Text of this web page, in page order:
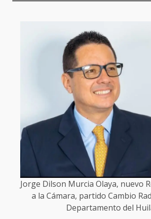
Jorge Dilson Murcia Olaya, nuevo
a la Cámara, partido Cambio
Departamento del